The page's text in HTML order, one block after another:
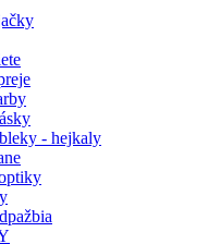
- hejkaly